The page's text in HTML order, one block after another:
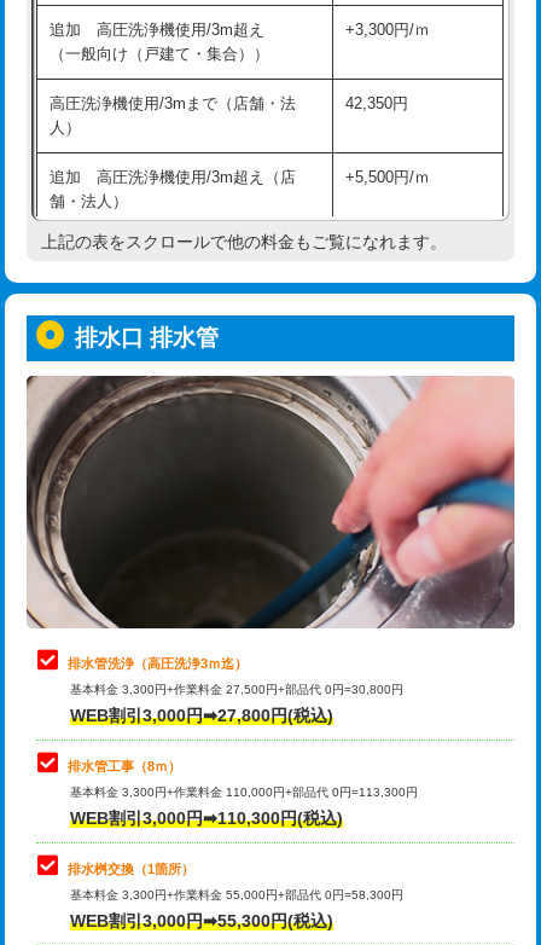
廃棄・処分 現場見積
※給水管工事は20mmまでの価格です。
給水管工事※（支持金具設置) 5,500円
給水管工事※（保温材使用（バンド止
め込み）)
5,500円
給水管工事※（土の掘削・埋め戻し作
業)
11,000円
給水管工事※（塩ビ管（VP・HI）使
用/3ｍまで)
用（追加）/3ｍ超え)
給水管工事※（ライニング鋼管・銅
管・ポリ管・HT管使用/3ｍまで)
44,000円
給水管工事※（ライニング鋼管・銅
管・ポリ管・HT管使用/3ｍ超え)
+8,800円
排水管工事（土の掘削・埋め戻し作
業）
11,000円~
排水管工事（排水管工事/3ｍまで） 55,000円
排水管工事（追加 排水管工事/3ｍ超
え）
マス交換（土の掘削・埋め戻し作業）
マス交換（深さ50㎝未満）
マス交換（深さ50㎝以上）
コンクリート斫り（厚さ10㎝まで）
コンクリート斫り（厚さ10㎝超え）
追加 高圧洗浄機使用/3m超え
（一般向け（戸建て・集合））
+3,300円/ｍ
高圧洗浄機使用/3mまで（店舗・法
人）
42,350円
追加 高圧洗浄機使用/3m超え（店
舗・法人）
+5,500円/ｍ
高度高圧洗浄換 現地調査
トーラー機使用/3mまで
追加トーラー機使用/3m超え +3,300円
カメラ調査 33,000円
桝清掃 8,800円
止水・漏水調査・防水処理・清掃・修
理・調整・分解・加工など（軽作業）
11,000円
止水・漏水調査・防水処理・清掃・修
理・調整・分解・加工など（中作業）
22,000円
止水・漏水調査・防水処理・清掃・修
理・調整・分解・加工など（重作業）
33,000円
その他部品の脱着
交換・取付（タンク）
交換・取付(単水栓（壁付・デッキ
式）)
上記の表をスクロールで他の料金もご覧になれます。
排水口 排水管
排水管洗浄（高圧洗浄3ｍ迄）
基本料金 3,300円+作業料金 27,500円+部品代 0円=30,800円
WEB割引3,000円➡27,800円(税込)
排水管工事（8ｍ）
基本料金 3,300円+作業料金 110,000円+部品代 0円=113,300円
WEB割引3,000円➡110,300円(税込)
排水桝交換（1箇所）
基本料金 3,300円+作業料金 55,000円+部品代 0円=58,300円
WEB割引3,000円➡55,300円(税込)